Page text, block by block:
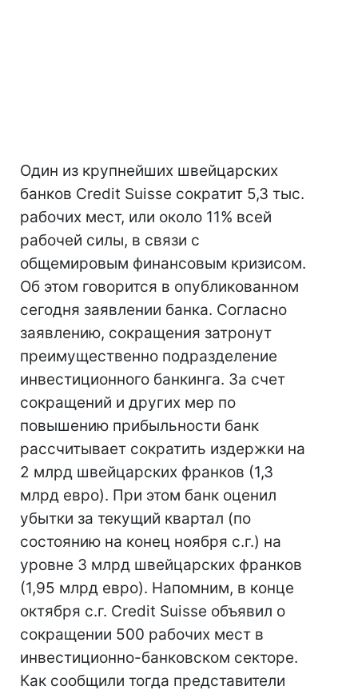
Один из крупнейших швейцарских
банков Credit Suisse сократит 5,3 тыс.
рабочих мест, или около 11% всей
рабочей силы, в связи с
общемировым финансовым кризисом.
Об этом говорится в опубликованном
сегодня заявлении банка. Согласно
заявлению, сокращения затронут
преимущественно подразделение
инвестиционного банкинга. За счет
сокращений и других мер по
повышению прибыльности банк
рассчитывает сократить издержки на
2 млрд швейцарских франков (1,3
млрд евро). При этом банк оценил
убытки за текущий квартал (по
состоянию на конец ноября с.г.) на
уровне 3 млрд швейцарских франков
(1,95 млрд евро). Напомним, в конце
октября с.г. Credit Suisse объявил о
сокращении 500 рабочих мест в
инвестиционно-банковском секторе.
Как сообщили тогда представители